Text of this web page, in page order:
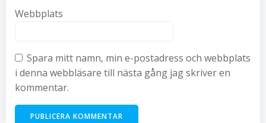
Webbplats
Spara mitt namn, min e-postadress och webbplats
i denna webbläsare till nästa gång jag skriver en
kommentar.